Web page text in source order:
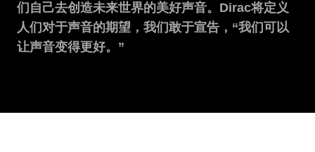
们自己去创造未来世界的美好声音。Dirac将定义
人们对于声音的期望，我们敢于宣告，“我们可以
让声音变得更好。”